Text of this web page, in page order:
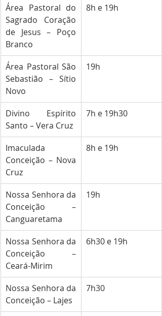
Área Pastoral do
Sagrado Coração
de Jesus – Poço
Branco
8h e 19h
Área Pastoral São
Sebastião – Sítio
Novo
19h
Divino Espírito
Santo – Vera Cruz
7h e 19h30
Imaculada
Conceição – Nova
Cruz
8h e 19h
Nossa Senhora da
Conceição –
Canguaretama
19h
Nossa Senhora da
Conceição –
Ceará-Mirim
6h30 e 19h
Nossa Senhora da
Conceição – Lajes
7h30